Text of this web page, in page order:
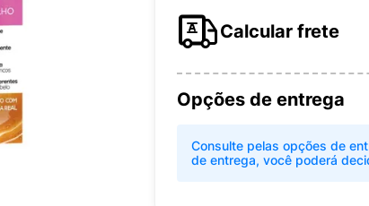
Calcular frete
Opções de entrega
Consulte pelas opções de
de entrega, você poderá